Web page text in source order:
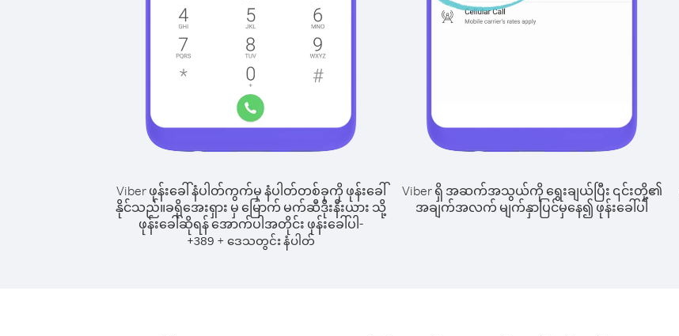
Viber ဖုန်းခေါ်နံပါတ်ကွက်မှ နံပါတ်တစ်ခုကို ဖုန်းခေါ်
နိုင်သည်။ခရိုအေးရှား မှ မြောက် မက်ဆီဒိုးနီးယား သို့
ဖုန်းခေါ်ဆိုရန် အောက်ပါအတိုင်း ဖုန်းခေါ်ပါ-
+389 + ဒေသတွင်း နံပါတ်
Viber ရှိ အဆက်အသွယ်ကို ရွေးချယ်ပြီး ၎င်းတို့၏
အချက်အလက် မျက်နှာပြင်မှနေ၍ ဖုန်းခေါ်ပါ